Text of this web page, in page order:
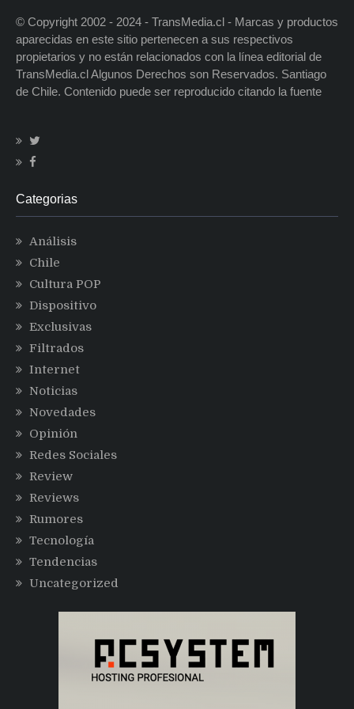
© Copyright 2002 - 2024 - TransMedia.cl - Marcas y productos
aparecidas en este sitio pertenecen a sus respectivos
propietarios y no están relacionados con la línea editorial de
TransMedia.cl Algunos Derechos son Reservados. Santiago
de Chile. Contenido puede ser reproducido citando la fuente
Categorias
Análisis
Chile
Cultura POP
Dispositivo
Exclusivas
Filtrados
Internet
Noticias
Novedades
Opinión
Redes Sociales
Review
Reviews
Rumores
Tecnología
Tendencias
Uncategorized